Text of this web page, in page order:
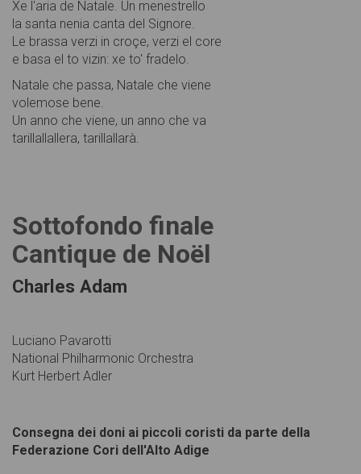
Xe l'aria de Natale. Un menestrello
la santa nenia canta del Signore.
Le brassa verzi in croçe, verzi el core
e basa el to vizin: xe to' fradelo.
Natale che passa, Natale che viene
volemose bene.
Un anno che viene, un anno che va
tarillallallera, tarillallarà.
Sottofondo finale
Cantique de Noël
Charles Adam
Luciano Pavarotti
National Philharmonic Orchestra
Kurt Herbert Adler
Consegna dei doni ai piccoli coristi da parte della
Federazione Cori dell'Alto Adige